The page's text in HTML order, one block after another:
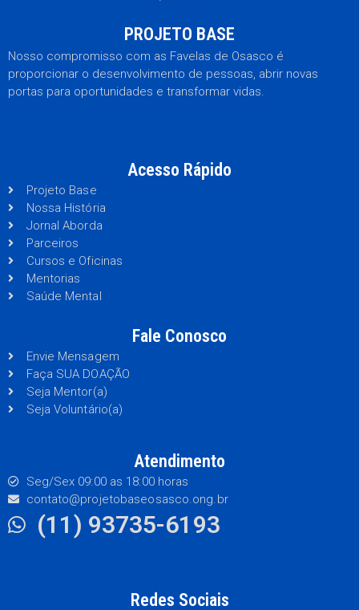
PROJETO BASE
Nosso compromisso com as Favelas de Osasco é
proporcionar o desenvolvimento de pessoas, abrir novas
portas para oportunidades e transformar vidas.
Acesso Rápido
Projeto Base
Nossa História
Jornal Aborda
Parceiros
Cursos e Oficinas
Mentorias
Saúde Mental
Fale Conosco
Envie Mensagem
Faça SUA DOAÇÃO
Seja Mentor(a)
Seja Voluntário(a)
Atendimento
Seg/Sex 09:00 as 18:00 horas
contato@projetobaseosasco.ong.br
(11) 93735-6193
Redes Sociais